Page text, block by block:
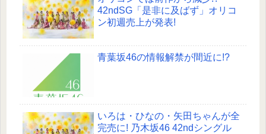
42ndSG「是非に及ばず」オリコ
ン初週売上が発表!
青葉坂46の情報解禁が間近に!?
いろは・ひなの・矢田ちゃんが全
完売に! 乃木坂46 42ndシングル